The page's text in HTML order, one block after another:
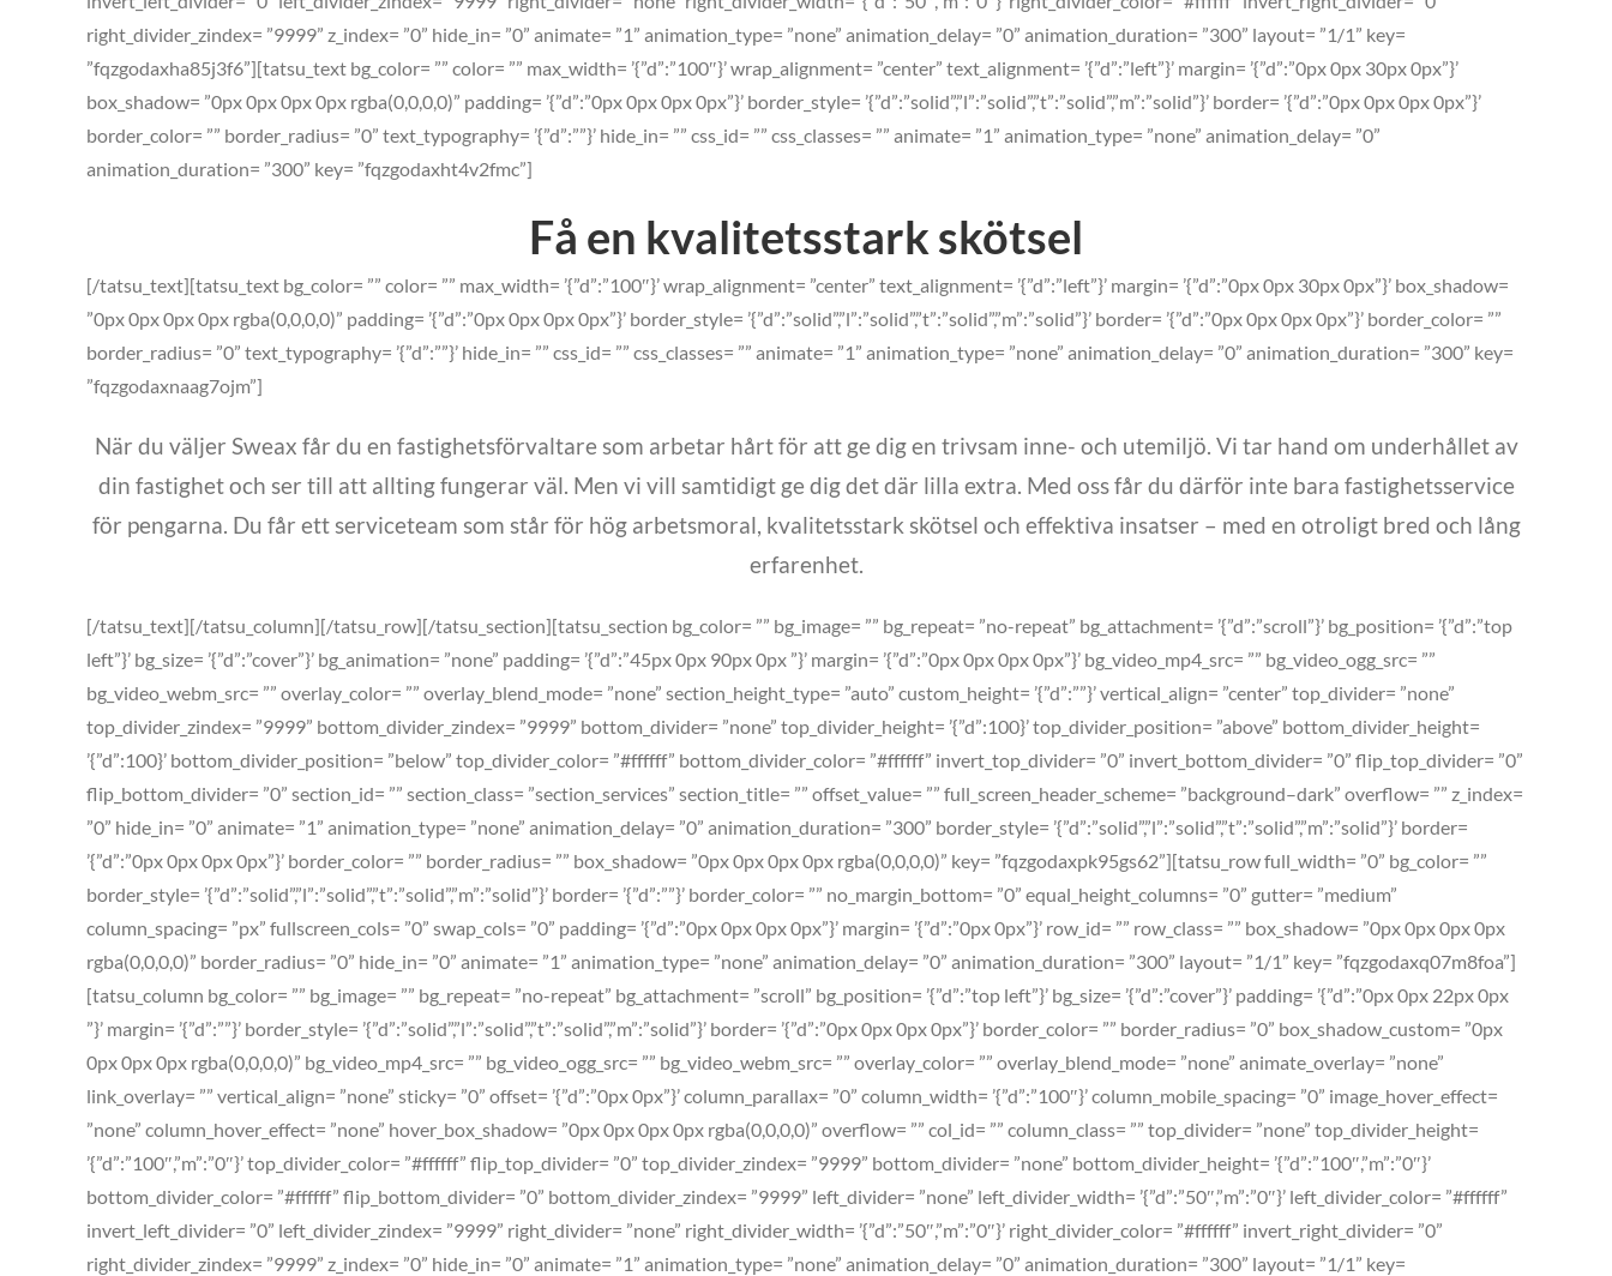
right_divider_zindex= ”9999” z_index= ”0” hide_in= ”0” animate= ”1” animation_type= ”none” animation_delay= ”0” animation_duration= ”300” layout= ”1/1” key=
”fqzgodaxha85j3f6”][tatsu_text bg_color= ”” color= ”” max_width= ’{”d”:”100″}’ wrap_alignment= ”center” text_alignment= ’{”d”:”left”}’ margin= ’{”d”:”0px 0px 30px 0px”}’
box_shadow= ”0px 0px 0px 0px rgba(0,0,0,0)” padding= ’{”d”:”0px 0px 0px 0px”}’ border_style= ’{”d”:”solid”,”l”:”solid”,”t”:”solid”,”m”:”solid”}’ border= ’{”d”:”0px 0px 0px 0px”}’
border_color= ”” border_radius= ”0” text_typography= ’{”d”:””}’ hide_in= ”” css_id= ”” css_classes= ”” animate= ”1” animation_type= ”none” animation_delay= ”0”
animation_duration= ”300” key= ”fqzgodaxht4v2fmc”]
Få en kvalitetsstark skötsel
[/tatsu_text][tatsu_text bg_color= ”” color= ”” max_width= ’{”d”:”100″}’ wrap_alignment= ”center” text_alignment= ’{”d”:”left”}’ margin= ’{”d”:”0px 0px 30px 0px”}’ box_shadow=
”0px 0px 0px 0px rgba(0,0,0,0)” padding= ’{”d”:”0px 0px 0px 0px”}’ border_style= ’{”d”:”solid”,”l”:”solid”,”t”:”solid”,”m”:”solid”}’ border= ’{”d”:”0px 0px 0px 0px”}’ border_color= ””
border_radius= ”0” text_typography= ’{”d”:””}’ hide_in= ”” css_id= ”” css_classes= ”” animate= ”1” animation_type= ”none” animation_delay= ”0” animation_duration= ”300” key=
”fqzgodaxnaag7ojm”]
När du väljer Sweax får du en fastighetsförvaltare som arbetar hårt för att ge dig en trivsam inne- och utemiljö. Vi tar hand om underhållet av
din fastighet och ser till att allting fungerar väl. Men vi vill samtidigt ge dig det där lilla extra. Med oss får du därför inte bara fastighetsservice
för pengarna. Du får ett serviceteam som står för hög arbetsmoral, kvalitetsstark skötsel och effektiva insatser – med en otroligt bred och lång
erfarenhet.
[/tatsu_text][/tatsu_column][/tatsu_row][/tatsu_section][tatsu_section bg_color= ”” bg_image= ”” bg_repeat= ”no-repeat” bg_attachment= ’{”d”:”scroll”}’ bg_position= ’{”d”:”top
left”}’ bg_size= ’{”d”:”cover”}’ bg_animation= ”none” padding= ’{”d”:”45px 0px 90px 0px ”}’ margin= ’{”d”:”0px 0px 0px 0px”}’ bg_video_mp4_src= ”” bg_video_ogg_src= ””
bg_video_webm_src= ”” overlay_color= ”” overlay_blend_mode= ”none” section_height_type= ”auto” custom_height= ’{”d”:””}’ vertical_align= ”center” top_divider= ”none”
top_divider_zindex= ”9999” bottom_divider_zindex= ”9999” bottom_divider= ”none” top_divider_height= ’{”d”:100}’ top_divider_position= ”above” bottom_divider_height=
’{”d”:100}’ bottom_divider_position= ”below” top_divider_color= ”#ffffff” bottom_divider_color= ”#ffffff” invert_top_divider= ”0” invert_bottom_divider= ”0” flip_top_divider= ”0”
flip_bottom_divider= ”0” section_id= ”” section_class= ”section_services” section_title= ”” offset_value= ”” full_screen_header_scheme= ”background–dark” overflow= ”” z_index=
”0” hide_in= ”0” animate= ”1” animation_type= ”none” animation_delay= ”0” animation_duration= ”300” border_style= ’{”d”:”solid”,”l”:”solid”,”t”:”solid”,”m”:”solid”}’ border=
’{”d”:”0px 0px 0px 0px”}’ border_color= ”” border_radius= ”” box_shadow= ”0px 0px 0px 0px rgba(0,0,0,0)” key= ”fqzgodaxpk95gs62”][tatsu_row full_width= ”0” bg_color= ””
border_style= ’{”d”:”solid”,”l”:”solid”,”t”:”solid”,”m”:”solid”}’ border= ’{”d”:””}’ border_color= ”” no_margin_bottom= ”0” equal_height_columns= ”0” gutter= ”medium”
column_spacing= ”px” fullscreen_cols= ”0” swap_cols= ”0” padding= ’{”d”:”0px 0px 0px 0px”}’ margin= ’{”d”:”0px 0px”}’ row_id= ”” row_class= ”” box_shadow= ”0px 0px 0px 0px
rgba(0,0,0,0)” border_radius= ”0” hide_in= ”0” animate= ”1” animation_type= ”none” animation_delay= ”0” animation_duration= ”300” layout= ”1/1” key= ”fqzgodaxq07m8foa”]
[tatsu_column bg_color= ”” bg_image= ”” bg_repeat= ”no-repeat” bg_attachment= ”scroll” bg_position= ’{”d”:”top left”}’ bg_size= ’{”d”:”cover”}’ padding= ’{”d”:”0px 0px 22px 0px
”}’ margin= ’{”d”:””}’ border_style= ’{”d”:”solid”,”l”:”solid”,”t”:”solid”,”m”:”solid”}’ border= ’{”d”:”0px 0px 0px 0px”}’ border_color= ”” border_radius= ”0” box_shadow_custom= ”0px
0px 0px 0px rgba(0,0,0,0)” bg_video_mp4_src= ”” bg_video_ogg_src= ”” bg_video_webm_src= ”” overlay_color= ”” overlay_blend_mode= ”none” animate_overlay= ”none”
link_overlay= ”” vertical_align= ”none” sticky= ”0” offset= ’{”d”:”0px 0px”}’ column_parallax= ”0” column_width= ’{”d”:”100″}’ column_mobile_spacing= ”0” image_hover_effect=
”none” column_hover_effect= ”none” hover_box_shadow= ”0px 0px 0px 0px rgba(0,0,0,0)” overflow= ”” col_id= ”” column_class= ”” top_divider= ”none” top_divider_height=
’{”d”:”100″,”m”:”0″}’ top_divider_color= ”#ffffff” flip_top_divider= ”0” top_divider_zindex= ”9999” bottom_divider= ”none” bottom_divider_height= ’{”d”:”100″,”m”:”0″}’
bottom_divider_color= ”#ffffff” flip_bottom_divider= ”0” bottom_divider_zindex= ”9999” left_divider= ”none” left_divider_width= ’{”d”:”50″,”m”:”0″}’ left_divider_color= ”#ffffff”
invert_left_divider= ”0” left_divider_zindex= ”9999” right_divider= ”none” right_divider_width= ’{”d”:”50″,”m”:”0″}’ right_divider_color= ”#ffffff” invert_right_divider= ”0”
right_divider_zindex= ”9999” z_index= ”0” hide_in= ”0” animate= ”1” animation_type= ”none” animation_delay= ”0” animation_duration= ”300” layout= ”1/1” key=